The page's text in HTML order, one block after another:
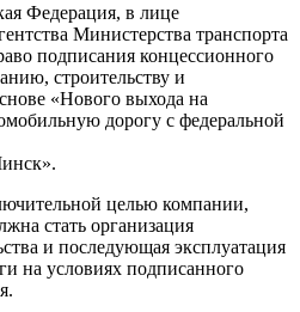
Федерация, в лице
Министерства транспорта
подписания концессионного
строительству и
«Нового выхода на
дорогу с федеральной
целью компании,
стать организация
и последующая эксплуатация
на условиях подписанного